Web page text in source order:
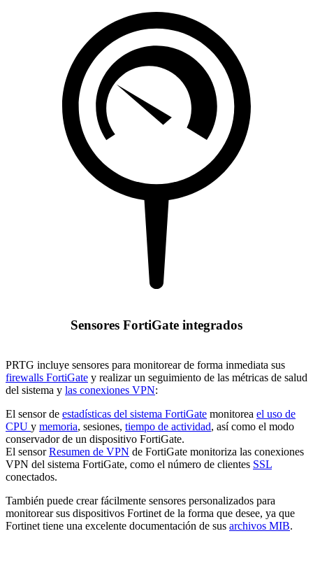
Sensores FortiGate integrados
PRTG incluye sensores para monitorear de forma inmediata sus
firewalls FortiGate y realizar un seguimiento de las métricas de salud
del sistema y las conexiones VPN:
El sensor de estadísticas del sistema FortiGate monitorea el uso de
CPU y memoria, sesiones, tiempo de actividad, así como el modo
conservador de un dispositivo FortiGate.
El sensorResumen de VPN de FortiGate monitoriza las conexiones
VPN del sistema FortiGate, como el número de clientes SSL
conectados.
También puede crear fácilmente sensores personalizados para
monitorear sus dispositivos Fortinet de la forma que desee, ya que
Fortinet tiene una excelente documentación de sus archivos MIB.